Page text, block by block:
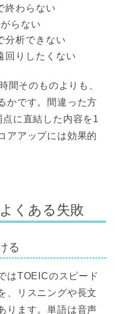
終わらない
らない
分析できない
回りしたくない
間そのものよりも、
かです。間違った方
に直結した内容を1
アアップには効果的
くある失敗
る
はTOEICのスピード
、リスニングや長文
ります。単語は音声